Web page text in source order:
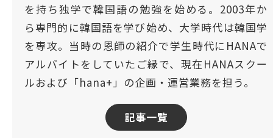
を持ち独学で韓国語の勉強を始める。2003年か
ら専門的に韓国語を学び始め、大学時代は韓国学
を専攻。当時の恩師の紹介で学生時代にHANAで
アルバイトをしていたご縁で、現在HANAスクー
ルおよび「hana+」の企画・運営業務を担う。
記事一覧